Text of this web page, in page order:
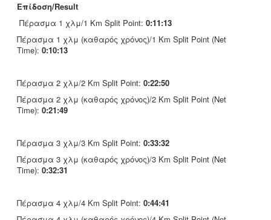
Επίδοση/Result
Πέρασμα 1 χλμ/1 Km Split Point: 0:11:13
Πέρασμα 1 χλμ (καθαρός χρόνος)/1 Km Split Point (Net
Time): 0:10:13
Πέρασμα 2 χλμ/2 Km Split Point: 0:22:50
Πέρασμα 2 χλμ (καθαρός χρόνος)/2 Km Split Point (Net
Time): 0:21:49
Πέρασμα 3 χλμ/3 Km Split Point: 0:33:32
Πέρασμα 3 χλμ (καθαρός χρόνος)/3 Km Split Point (Net
Time): 0:32:31
Πέρασμα 4 χλμ/4 Km Split Point: 0:44:41